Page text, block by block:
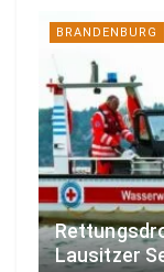
BRANDENBURG
Lausitzer